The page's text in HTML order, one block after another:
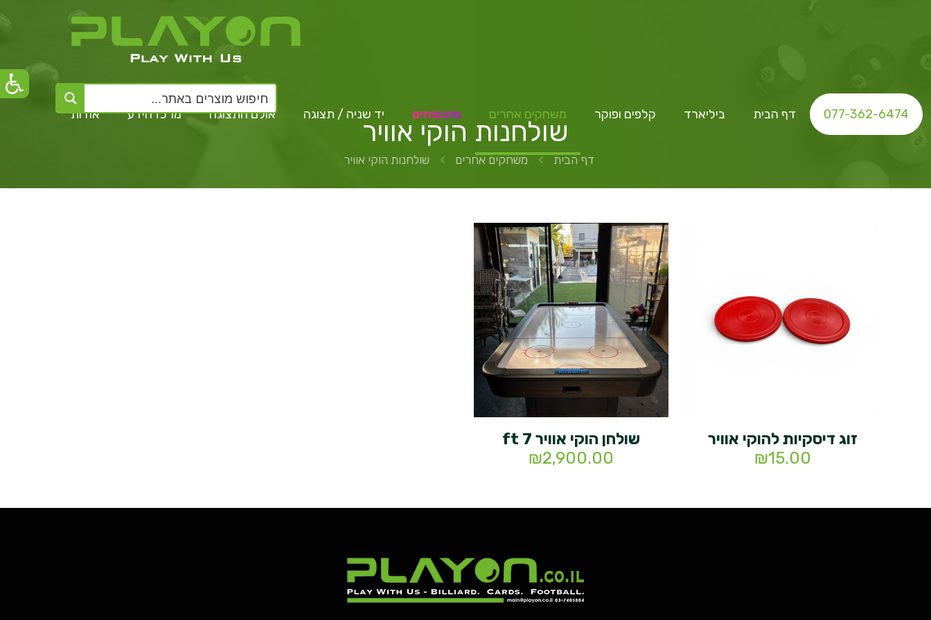
077-362-6474 דף הבית ביליארד קלפים ופוקר משחקים אחרים מתנפחים יד שניה / תצוגה אולם התצוגה מרכז הידע אודות
שולחנות הוקי אוויר
דף הבית משחקים אחרים שולחנות הוקי אוויר
זוג דיסקיות להוקי אוויר
₪15.00
שולחן הוקי אוויר 7 ft
₪2,900.00